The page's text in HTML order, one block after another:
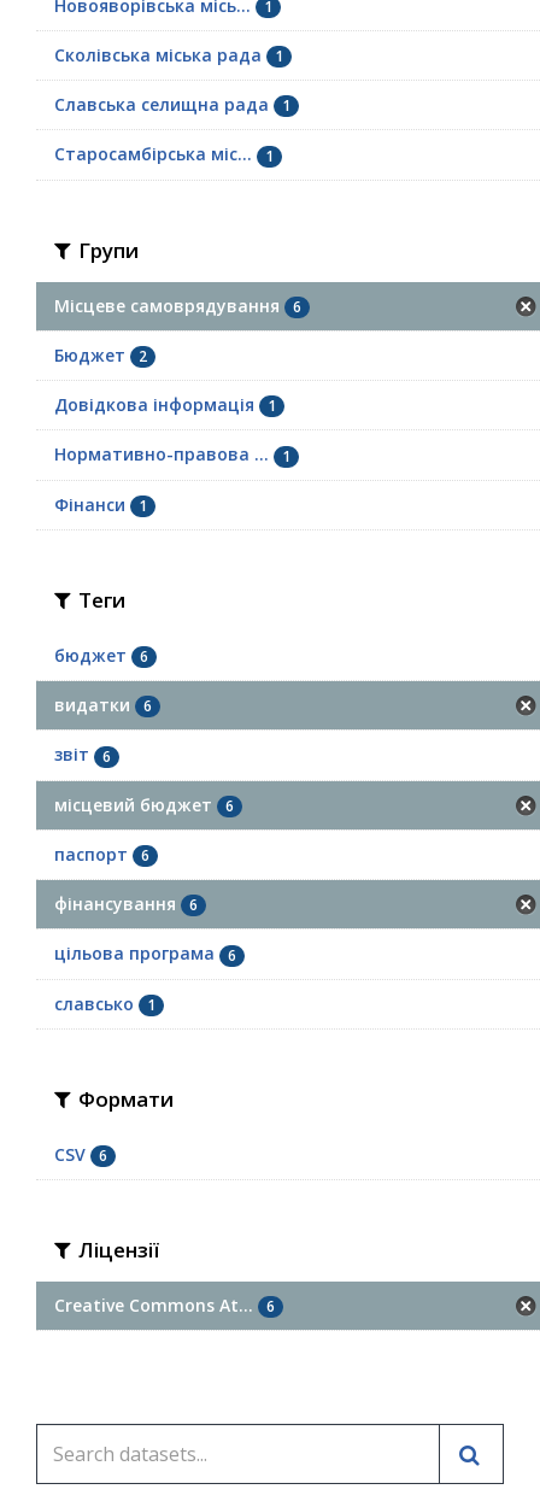
Новояворівська місь... 1
Сколівська міська рада 1
Славська селищна рада 1
Старосамбірська міс... 1
Групи
Місцеве самоврядування 6
Бюджет 2
Довідкова інформація 1
Нормативно-правова ... 1
Фінанси 1
Теги
бюджет 6
видатки 6
звіт 6
місцевий бюджет 6
паспорт 6
фінансування 6
цільова програма 6
славсько 1
Формати
CSV 6
Ліцензії
Creative Commons At... 6